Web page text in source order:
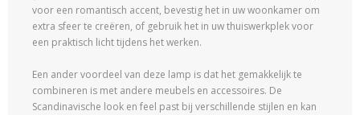
voor een romantisch accent, bevestig het in uw woonkamer om
extra sfeer te creëren, of gebruik het in uw thuiswerkplek voor
een praktisch licht tijdens het werken.
Een ander voordeel van deze lamp is dat het gemakkelijk te
combineren is met andere meubels en accessoires. De
Scandinavische look en feel past bij verschillende stijlen en kan